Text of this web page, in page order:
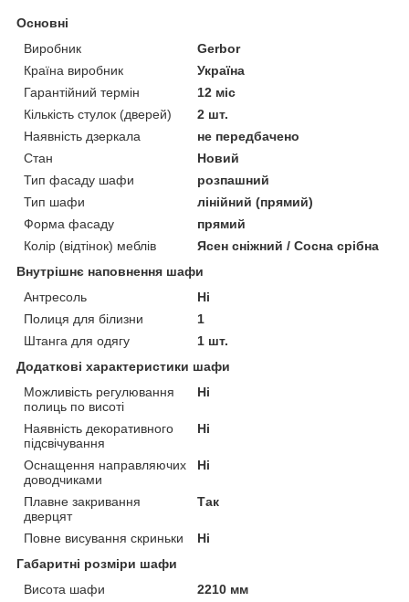
Основні
Виробник
Gerbor
Країна виробник
Україна
Гарантійний термін
12 міс
Кількість стулок (дверей)
2 шт.
Наявність дзеркала
не передбачено
Стан
Новий
Тип фасаду шафи
розпашний
Тип шафи
лінійний (прямий)
Форма фасаду
прямий
Колір (відтінок) меблів
Ясен сніжний / Сосна срібна
Внутрішнє наповнення шафи
Антресоль
Ні
Полиця для білизни
1
Штанга для одягу
1 шт.
Додаткові характеристики шафи
Можливість регулювання
полиць по висоті
Ні
Наявність декоративного
підсвічування
Ні
Оснащення направляючих
доводчиками
Ні
Плавне закривання
дверцят
Так
Повне висування скриньки
Ні
Габаритні розміри шафи
Висота шафи
2210 мм